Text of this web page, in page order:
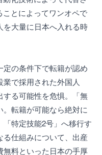
とによってワンオペで
大量に日本へ入れる時
定の条件下で転籍が認め
で採用された外国人
する可能性を危惧。「無
転籍が可能なら絶対に
特定技能2号」へ移行す
仕組みについて、出産
料といった日本の手厚